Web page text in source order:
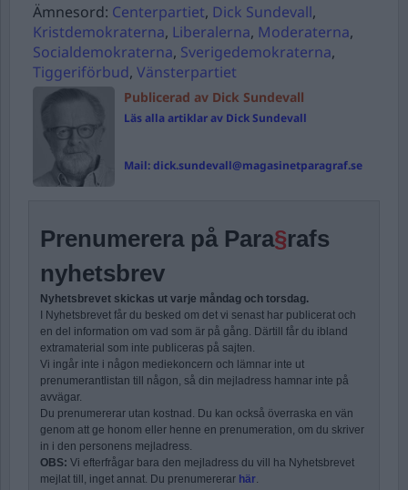
Ämnesord: Centerpartiet, Dick Sundevall,
Kristdemokraterna, Liberalerna, Moderaterna,
Socialdemokraterna, Sverigedemokraterna,
Tiggeriförbud, Vänsterpartiet
Publicerad av Dick Sundevall
Läs alla artiklar av Dick Sundevall
Mail:dick.sundevall@magasinetparagraf.se
Prenumerera på Para§rafs
nyhetsbrev
Nyhetsbrevet skickas ut varje måndag och torsdag.
I Nyhetsbrevet får du besked om det vi senast har publicerat och
en del information om vad som är på gång. Därtill får du ibland
extramaterial som inte publiceras på sajten.
Vi ingår inte i någon mediekoncern och lämnar inte ut
prenumerantlistan till någon, så din mejladress hamnar inte på
avvägar.
Du prenumererar utan kostnad. Du kan också överraska en vän
genom att ge honom eller henne en prenumeration, om du skriver
in i den personens mejladress.
OBS: Vi efterfrågar bara den mejladress du vill ha Nyhetsbrevet
mejlat till, inget annat. Du prenumererar här